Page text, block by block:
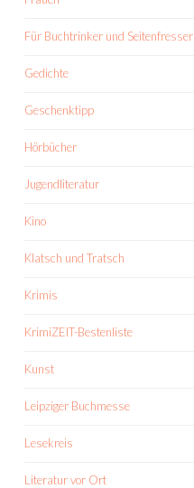
Für Buchtrinker und Seitenfresser
Gedichte
Geschenktipp
Hörbücher
Jugendliteratur
Kino
Klatsch und Tratsch
Krimis
KrimiZEIT-Bestenliste
Kunst
Leipziger Buchmesse
Lesekreis
Literatur vor Ort